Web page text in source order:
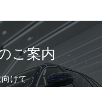
ご案内
けて